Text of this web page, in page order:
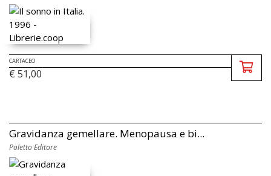
CARTACEO
€ 51,00
Gravidanza gemellare. Menopausa e bi...
Poletto Editore